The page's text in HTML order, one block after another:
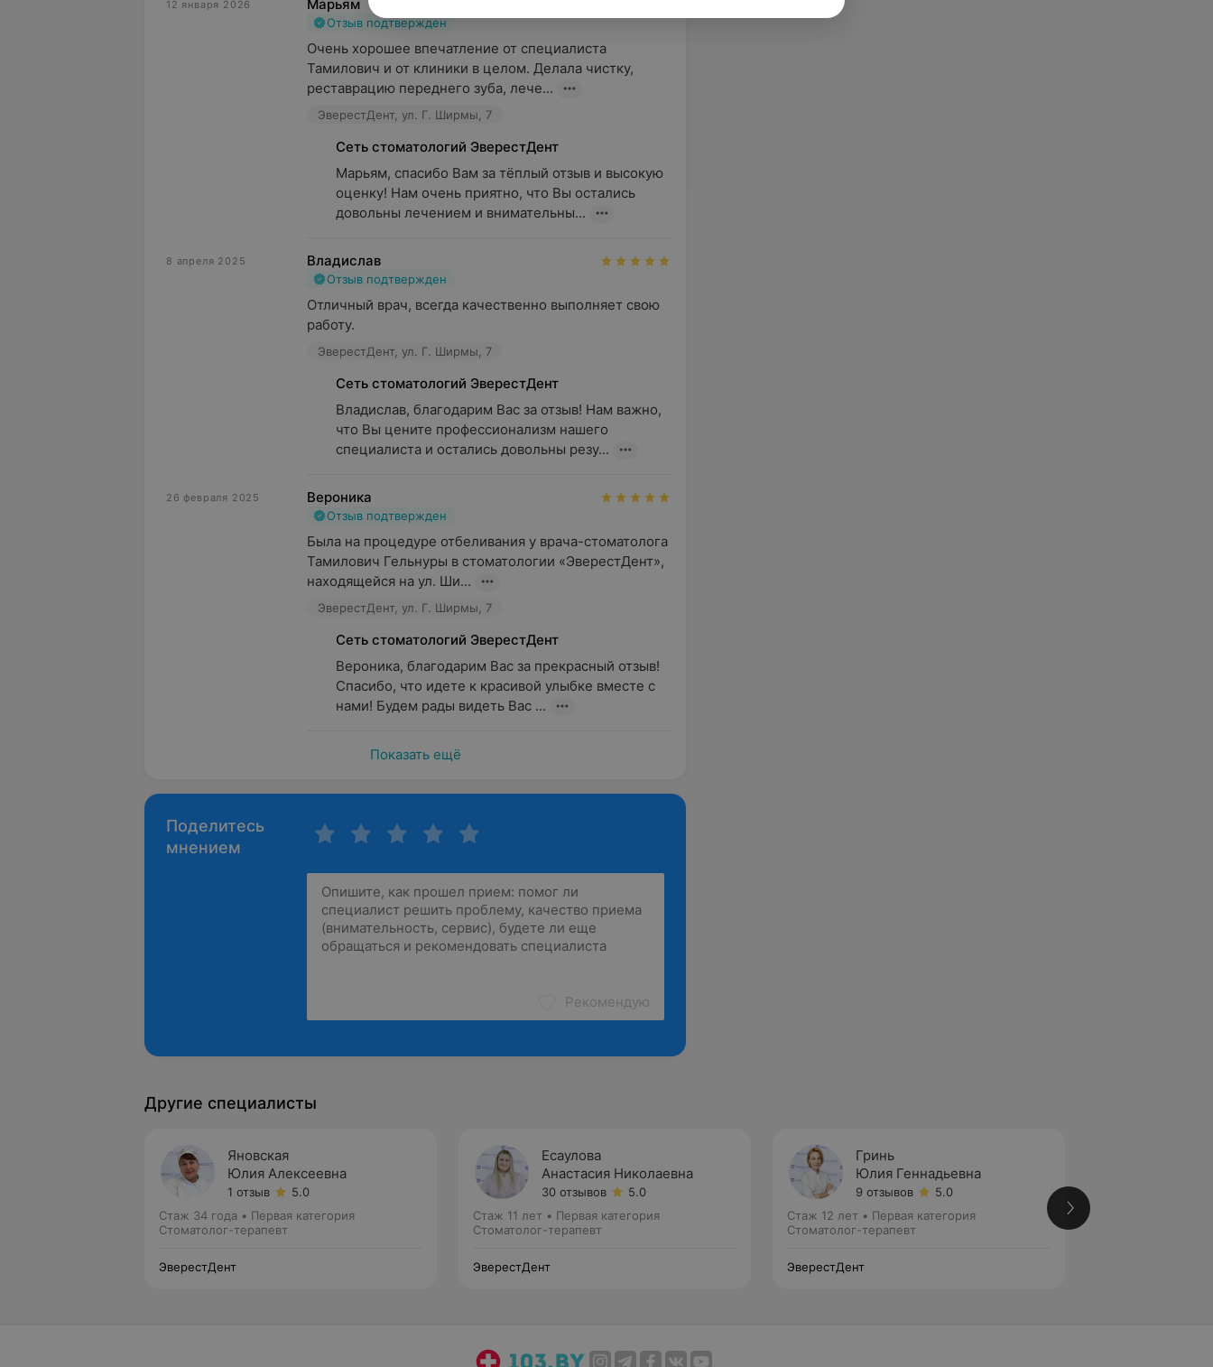
12 января 2026 Марьям
Отзыв подтвержден
Очень хорошее впечатление от специалиста
Тамилович и от клиники в целом. Делала чистку,
реставрацию переднего зуба, лече...
ЭверестДент, ул. Г. Ширмы, 7
Сеть стоматологий ЭверестДент
Марьям, спасибо Вам за тёплый отзыв и высокую
оценку! Нам очень приятно, что Вы остались
довольны лечением и внимательны...
8 апреля 2025 Владислав
Отзыв подтвержден
Отличный врач, всегда качественно выполняет свою
работу.
ЭверестДент, ул. Г. Ширмы, 7
Сеть стоматологий ЭверестДент
Владислав, благодарим Вас за отзыв! Нам важно,
что Вы цените профессионализм нашего
специалиста и остались довольны резу...
26 февраля 2025 Вероника
Отзыв подтвержден
Была на процедуре отбеливания у врача-стоматолога
Тамилович Гельнуры в стоматологии «ЭверестДент»,
находящейся на ул. Ши...
ЭверестДент, ул. Г. Ширмы, 7
Сеть стоматологий ЭверестДент
Вероника, благодарим Вас за прекрасный отзыв!
Спасибо, что идете к красивой улыбке вместе с
нами! Будем рады видеть Вас ...
Показать ещё
Поделитесь
мнением
Рекомендую
Другие специалисты
Яновская
Юлия Алексеевна
1 отзыв
5.0
Стаж 34 года • Первая категория
Стоматолог-терапевт
ЭверестДент
Есаулова
Анастасия Николаевна
30 отзывов
5.0
Стаж 11 лет • Первая категория
Стоматолог-терапевт
ЭверестДент
Гринь
Юлия Геннадьевна
9 отзывов
5.0
Стаж 12 лет • Первая категория
Стоматолог-терапевт
ЭверестДент